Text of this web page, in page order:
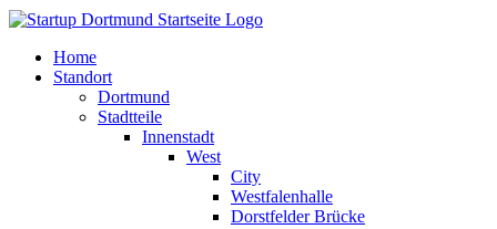
Home
Standort
Dortmund
Stadtteile
Innenstadt
West
City
Westfalenhalle
Dorstfelder Brücke